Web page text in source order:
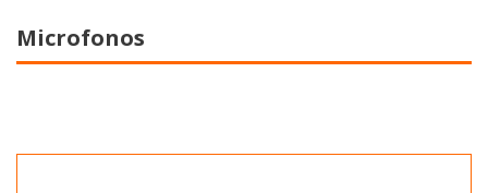
Microfonos